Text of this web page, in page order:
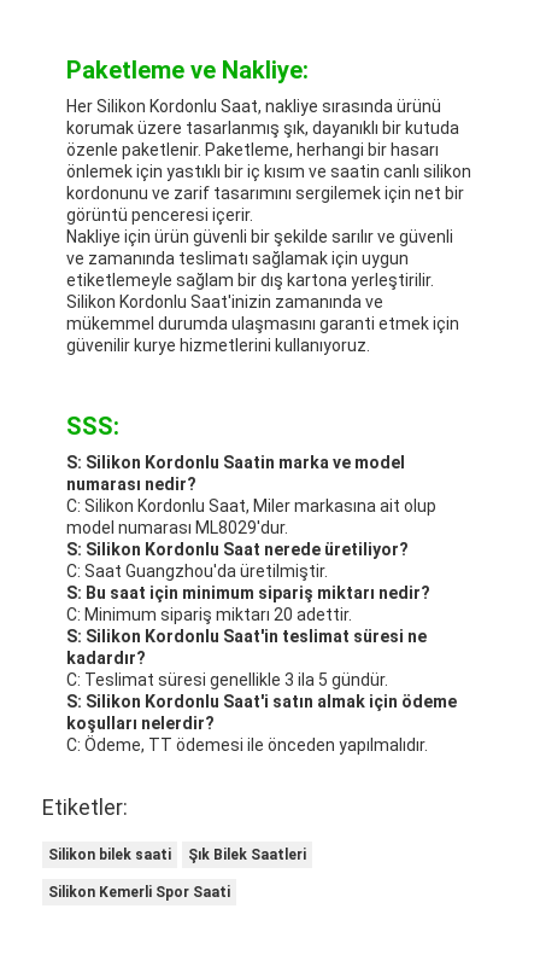
Paketleme ve Nakliye:
Her Silikon Kordonlu Saat, nakliye sırasında ürünü
korumak üzere tasarlanmış şık, dayanıklı bir kutuda
özenle paketlenir. Paketleme, herhangi bir hasarı
önlemek için yastıklı bir iç kısım ve saatin canlı silikon
kordonunu ve zarif tasarımını sergilemek için net bir
görüntü penceresi içerir.
Nakliye için ürün güvenli bir şekilde sarılır ve güvenli
ve zamanında teslimatı sağlamak için uygun
etiketlemeyle sağlam bir dış kartona yerleştirilir.
Silikon Kordonlu Saat'inizin zamanında ve
mükemmel durumda ulaşmasını garanti etmek için
güvenilir kurye hizmetlerini kullanıyoruz.
SSS:
S: Silikon Kordonlu Saatin marka ve model
numarası nedir?
C: Silikon Kordonlu Saat, Miler markasına ait olup
model numarası ML8029'dur.
S: Silikon Kordonlu Saat nerede üretiliyor?
C: Saat Guangzhou'da üretilmiştir.
S: Bu saat için minimum sipariş miktarı nedir?
C: Minimum sipariş miktarı 20 adettir.
S: Silikon Kordonlu Saat'in teslimat süresi ne
kadardır?
C: Teslimat süresi genellikle 3 ila 5 gündür.
S: Silikon Kordonlu Saat'i satın almak için ödeme
koşulları nelerdir?
C: Ödeme, TT ödemesi ile önceden yapılmalıdır.
Etiketler:
Silikon bilek saati Şık Bilek Saatleri
Silikon Kemerli Spor Saati